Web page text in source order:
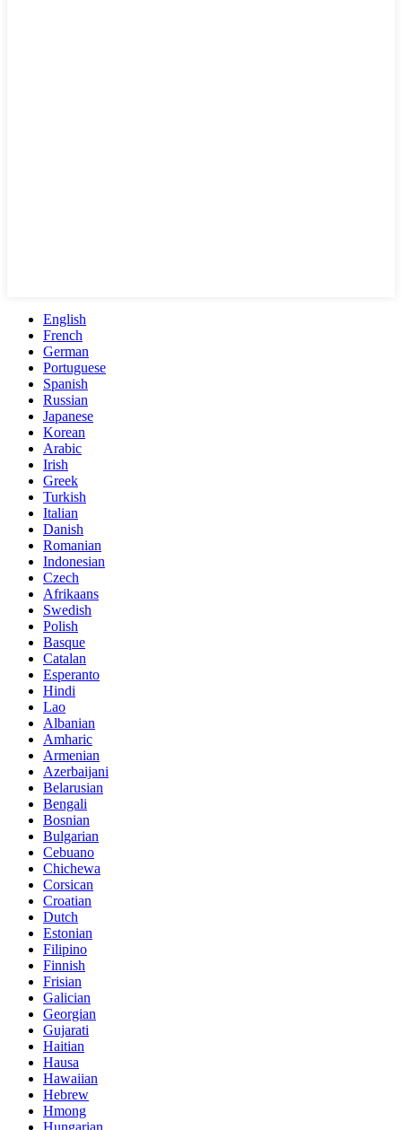
English
French
German
Portuguese
Spanish
Russian
Japanese
Korean
Arabic
Irish
Greek
Turkish
Italian
Danish
Romanian
Indonesian
Czech
Afrikaans
Swedish
Polish
Basque
Catalan
Esperanto
Hindi
Lao
Albanian
Amharic
Armenian
Azerbaijani
Belarusian
Bengali
Bosnian
Bulgarian
Cebuano
Chichewa
Corsican
Croatian
Dutch
Estonian
Filipino
Finnish
Frisian
Galician
Georgian
Gujarati
Haitian
Hausa
Hawaiian
Hebrew
Hmong
Hungarian